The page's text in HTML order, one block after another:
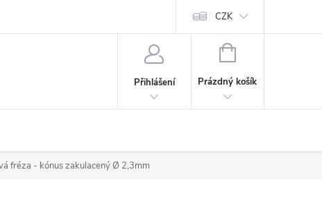
CZK
Přihlášení
NÁKUPNÍ
Prázdný košík
fréza - kónus zakulacený Ø 2,3mm